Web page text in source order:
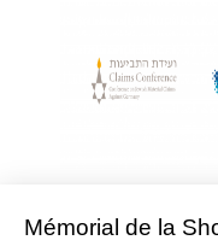
With Assistance from